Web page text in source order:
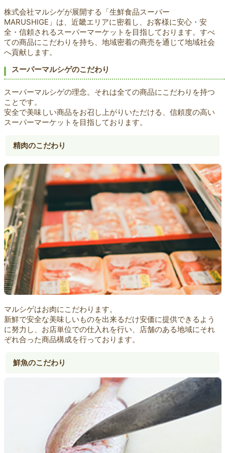
株式会社マルシゲが展開する「生鮮食品スーパー
MARUSHIGE」は、近畿エリアに密着し、お客様に安心・安
全・信頼されるスーパーマーケットを目指しております。すべ
ての商品にこだわりを持ち、地域密着の商売を通じて地域社会
へ貢献します。
スーパーマルシゲのこだわり
スーパーマルシゲの理念。それは全ての商品にこだわりを持つ
ことです。
安全で美味しい商品をお召し上がりいただける、信頼度の高い
スーパーマーケットを目指しております。
精肉のこだわり
マルシゲはお肉にこだわります。
新鮮で安全な美味しいものを出来るだけ安価に提供できるよう
に努力し、お店単位での仕入れを行い、店舗のある地域にそれ
ぞれ合った商品構成を行っております。
鮮魚のこだわり